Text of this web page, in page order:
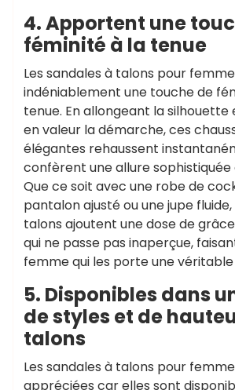
4. Apportent une
féminité à la tenue
Les sandales à talons pour
indéniablement une touche de
tenue. En allongeant la
en valeur la démarche, ces
élégantes rehaussent
confèrent une allure sophistiquée
Que ce soit avec une robe de
pantalon ajusté ou une jupe
talons ajoutent une dose de
qui ne passe pas inaperçue,
femme qui les porte une
5. Disponibles dans
de styles et de
talons
Les sandales à talons pour
appréciées car elles sont